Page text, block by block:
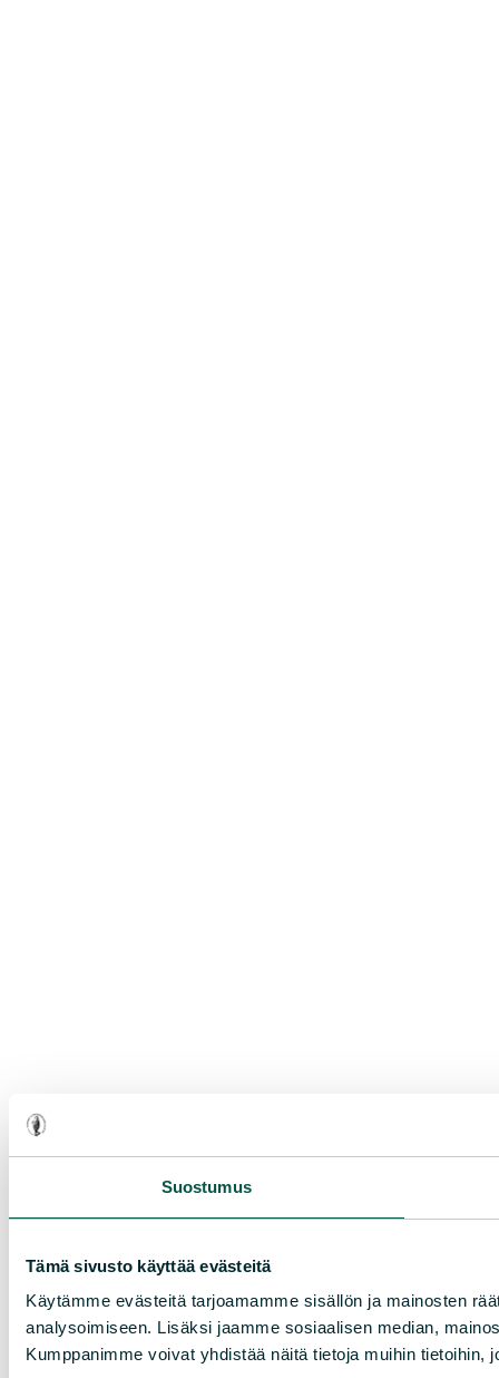
Suostumus
Tämä sivusto käyttää evästeitä
Käytämme evästeitä tarjoamamme sisällön ja mainosten
analysoimiseen. Lisäksi jaamme sosiaalisen median,
Kumppanimme voivat yhdistää näitä tietoja muihin tietoihin,